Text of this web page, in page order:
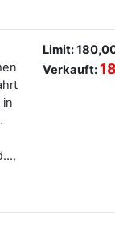
in
Limit:
Verkauft: